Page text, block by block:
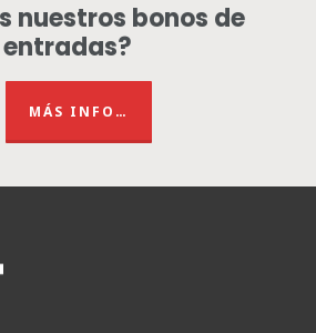
nuestros bonos de
entradas?
MÁS INFO…